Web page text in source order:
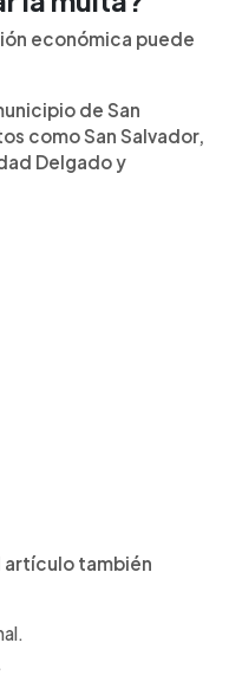
económica puede
de San
como San Salvador,
Delgado y
artículo también